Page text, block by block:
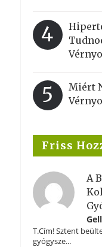
4
5
Miért
Friss
A
T.Cím! Sztent
gyógysze...